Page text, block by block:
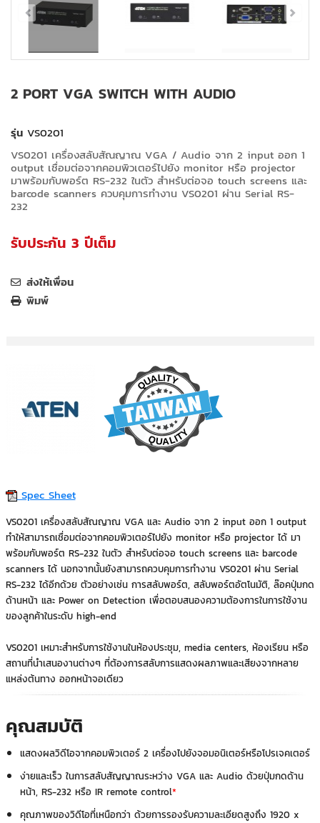
2 PORT VGA SWITCH WITH AUDIO
รุ่น VS0201
VS0201 เครื่องสลับสัณญาณ VGA / Audio จาก 2 input ออก 1
output เชื่อมต่อจากคอมพิวเตอร์ไปยัง monitor หรือ projector
มาพร้อมกับพอร์ต RS-232 ในตัว สำหรับต่อจอ touch screens และ
barcode scanners ควบคุมการทำงาน VS0201 ผ่าน Serial RS-
232
รับประกัน 3 ปีเต็ม
ส่งให้เพื่อน
พิมพ์
Spec Sheet
VS0201 เครื่องสลับสัณญาณ VGA และ Audio จาก 2 input ออก 1 output
ทำให้สามารถเชื่อมต่อจากคอมพิวเตอร์ไปยัง monitor หรือ projector ได้ มา
พร้อมกับพอร์ต RS-232 ในตัว สำหรับต่อจอ touch screens และ barcode
scanners ได้ นอกจากนั้นยังสามารถควบคุมการทำงาน VS0201 ผ่าน Serial
RS-232 ได้อีกด้วย ตัวอย่างเช่น การสลับพอร์ต, สลับพอร์ตอัตโนมัติ, ล๊อคปุ่มกด
ด้านหน้า และ Power on Detection เพื่อตอบสนองความต้องการในการใช้งาน
ของลูกค้าในระดับ high-end
VS0201 เหมาะสำหรับการใช้งานในห้องประชุม, media centers, ห้องเรียน หรือ
สถานที่นำเสนองานต่างๆ ที่ต้องการสลับการแสดงผลภาพและเสียงจากหลาย
แหล่งต้นทาง ออกหน้าจอเดียว
คุณสมบัติ
แสดงผลวิดีโอจากคอมพิวเตอร์ 2 เครื่องไปยังจอมอนิเตอร์หรือโปรเจคเตอร์
ง่ายและเร็ว ในการสลับสัญญาณระหว่าง VGA และ Audio ด้วยปุ่มกดด้าน
หน้า, RS-232 หรือ IR remote control*
คุณภาพของวิดีโอที่เหนือกว่า ด้วยการรองรับความละเอียดสูงถึง 1920 x